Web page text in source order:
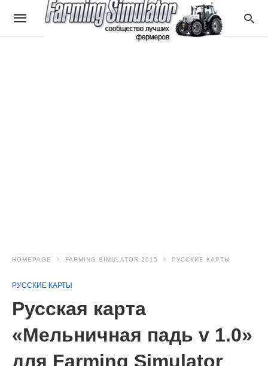
HOMEPAGE FARMING SIMULATOR 2015 РУССКИЕ КАРТЫ
РУССКИЕ КАРТЫ
Русская карта
«Мельничная падь v 1.0»
для Farming Simulator